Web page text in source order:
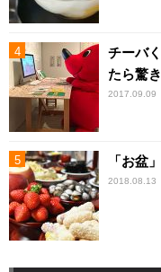
チーバ
たら驚
2017.09.09
「お盆
2018.08.13